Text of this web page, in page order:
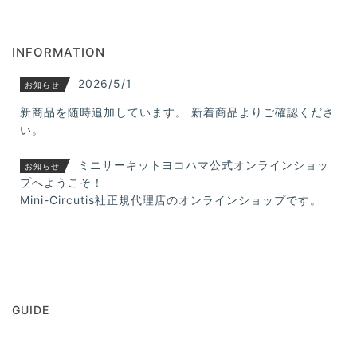
INFORMATION
お知らせ 2026/5/1
新商品を随時追加しています。 新着商品よりご確認くださ
い。
お知らせ
ミニサーキットヨコハマ公式オンラインショッ
プへようこそ！
Mini-Circutis社正規代理店のオンラインショップです。
GUIDE